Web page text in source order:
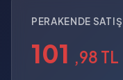
PERAKENDE
101 ,98 TL